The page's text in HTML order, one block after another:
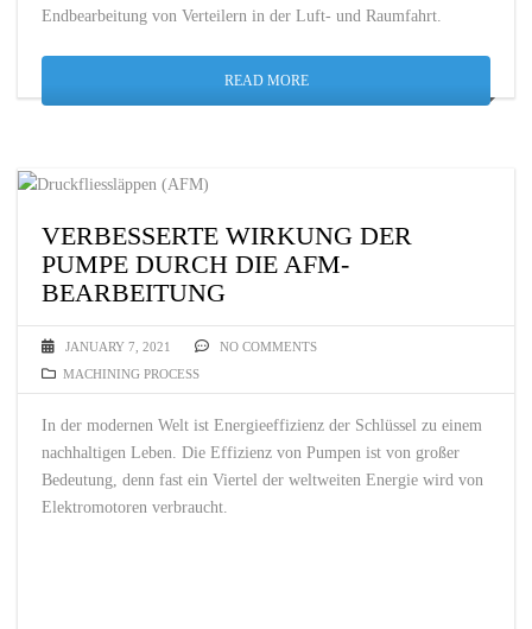
Endbearbeitung von Verteilern in der Luft- und Raumfahrt.
READ MORE
VERBESSERTE WIRKUNG DER
PUMPE DURCH DIE AFM-
BEARBEITUNG
JANUARY 7, 2021
NO COMMENTS
MACHINING PROCESS
In der modernen Welt ist Energieeffizienz der Schlüssel zu einem
nachhaltigen Leben. Die Effizienz von Pumpen ist von großer
Bedeutung, denn fast ein Viertel der weltweiten Energie wird von
Elektromotoren verbraucht.